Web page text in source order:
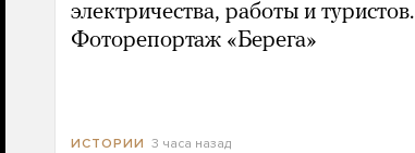
электричества, работы и туристов.
Фоторепортаж «Берега»
ИСТОРИИ 3 часа назад